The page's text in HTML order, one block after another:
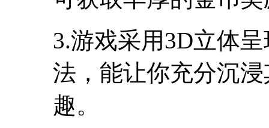
3.游戏采用3D立体
法，能让你充分沉
趣。